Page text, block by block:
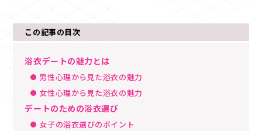
この記事の目次
浴衣デートの魅力とは
男性心理から見た浴衣の魅力
女性心理から見た浴衣の魅力
デートのための浴衣選び
女子の浴衣選びのポイント